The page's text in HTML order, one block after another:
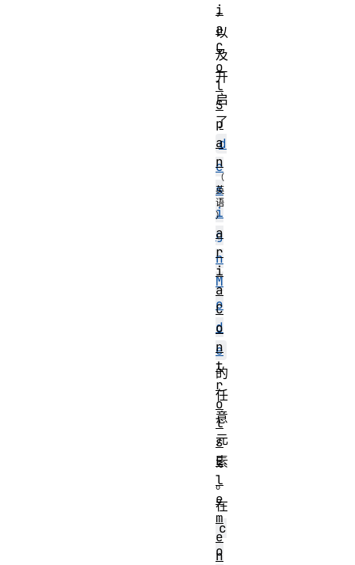
，
以
及
开
启
了
d
e
s
i
g
n
M
o
d
e
的
任
意
元
素
。
在
c
o
i
a
C
o
l
S
p
a
n
a
r
i
a
C
o
n
t
r
o
l
s
E
l
e
m
e
n